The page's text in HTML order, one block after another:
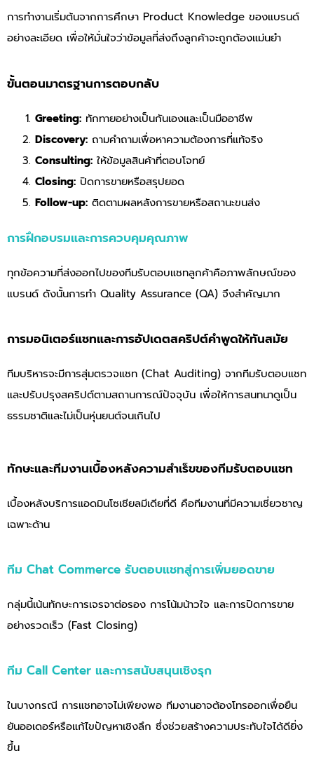
การทำงานเริ่มต้นจากการศึกษา Product Knowledge ของแบรนด์
อย่างละเอียด เพื่อให้มั่นใจว่าข้อมูลที่ส่งถึงลูกค้าจะถูกต้องแม่นยำ
ขั้นตอนมาตรฐานการตอบกลับ
Greeting: ทักทายอย่างเป็นกันเองและเป็นมืออาชีพ
Discovery: ถามคำถามเพื่อหาความต้องการที่แท้จริง
Consulting: ให้ข้อมูลสินค้าที่ตอบโจทย์
Closing: ปิดการขายหรือสรุปยอด
Follow-up: ติดตามผลหลังการขายหรือสถานะขนส่ง
การฝึกอบรมและการควบคุมคุณภาพ
ทุกข้อความที่ส่งออกไปของทีมรับตอบแชทลูกค้าคือภาพลักษณ์ของ
แบรนด์ ดังนั้นการทำ Quality Assurance (QA) จึงสำคัญมาก
การมอนิเตอร์แชทและการอัปเดตสคริปต์คำพูดให้ทันสมัย
ทีมบริหารจะมีการสุ่มตรวจแชท (Chat Auditing) จากทีมรับตอบแชท
และปรับปรุงสคริปต์ตามสถานการณ์ปัจจุบัน เพื่อให้การสนทนาดูเป็น
ธรรมชาติและไม่เป็นหุ่นยนต์จนเกินไป
ทักษะและทีมงานเบื้องหลังความสำเร็ขของทีมรับตอบแชท
เบื้องหลังบริการแอดมินโซเชียลมีเดียที่ดี คือทีมงานที่มีความเชี่ยวชาญ
เฉพาะด้าน
ทีม Chat Commerce รับตอบแชทสู่การเพิ่มยอดขาย
กลุ่มนี้เน้นทักษะการเจรจาต่อรอง การโน้มน้าวใจ และการปิดการขาย
อย่างรวดเร็ว (Fast Closing)
ทีม Call Center และการสนับสนุนเชิงรุก
ในบางกรณี การแชทอาจไม่เพียงพอ ทีมงานอาจต้องโทรออกเพื่อยืน
ยันออเดอร์หรือแก้ไขปัญหาเชิงลึก ซึ่งช่วยสร้างความประทับใจได้ดียิ่ง
ขึ้น